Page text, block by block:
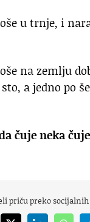
u trnje, i
na zemlju
a jedno po
čuje neka čuje
priču preko